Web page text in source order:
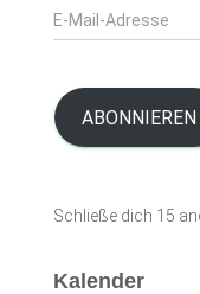
E
-
i
d
e
ABONNIEREN
Schließe dich 15
Kalender